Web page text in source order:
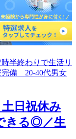
土日祝休み
きる◎／生